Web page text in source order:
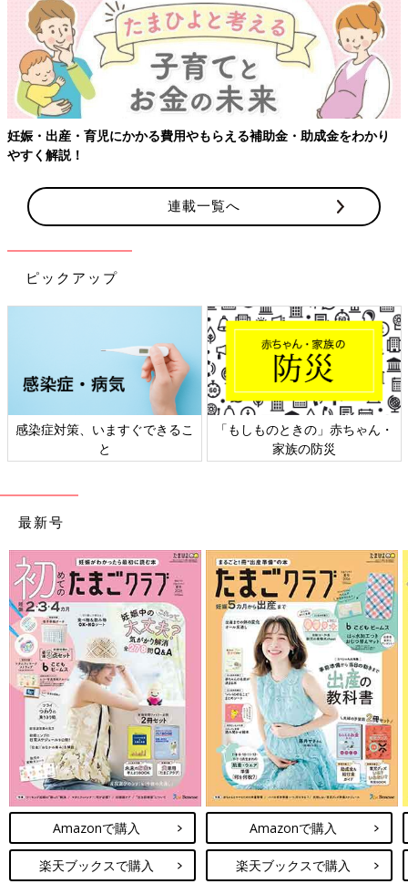
・育児にかかる費用やもらえる補助金・助成金をわかり
！
【ワク
連載一覧へ
ピックアップ
感染症対策、いますぐできるこ
と
「もしものときの」赤ちゃん・
家族の防災
最新号
Amazonで購入
楽天ブックスで購入
Amazonで購入
楽天ブックスで購入